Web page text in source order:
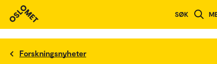
SØK
Forskningsnyheter